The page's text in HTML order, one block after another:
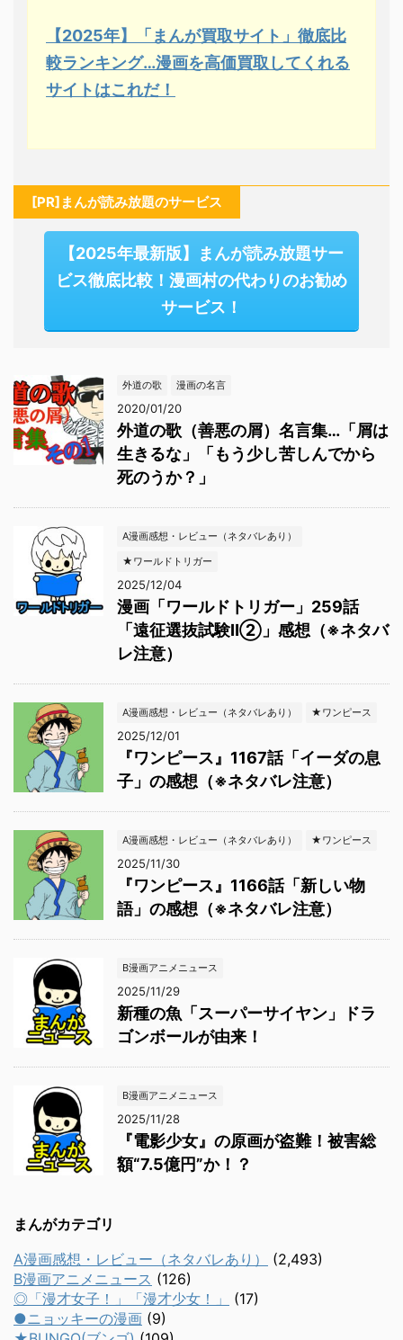
【2025年】「まんが買取サイト」徹底比
較ランキング…漫画を高価買取してくれる
サイトはこれだ！
[PR]まんが読み放題のサービス
【2025年最新版】まんが読み放題サー
ビス徹底比較！漫画村の代わりのお勧め
サービス！
外道の歌 漫画の名言
2020/01/20
外道の歌（善悪の屑）名言集…「屑は
生きるな」「もう少し苦しんでから
死のうか？」
A漫画感想・レビュー（ネタバレあり）
★ワールドトリガー
2025/12/04
漫画「ワールドトリガー」259話
「遠征選抜試験Ⅱ②」感想（※ネタバ
レ注意）
A漫画感想・レビュー（ネタバレあり） ★ワンピース
2025/12/01
『ワンピース』1167話「イーダの息
子」の感想（※ネタバレ注意）
A漫画感想・レビュー（ネタバレあり） ★ワンピース
2025/11/30
『ワンピース』1166話「新しい物
語」の感想（※ネタバレ注意）
B漫画アニメニュース
2025/11/29
新種の魚「スーパーサイヤン」ドラ
ゴンボールが由来！
B漫画アニメニュース
2025/11/28
『電影少女』の原画が盗難！被害総
額“7.5億円”か！？
まんがカテゴリ
A漫画感想・レビュー（ネタバレあり）
(2,493)
B漫画アニメニュース (126)
◎「漫才女子！」「漫才少女！」
(17)
●ニョッキーの漫画 (9)